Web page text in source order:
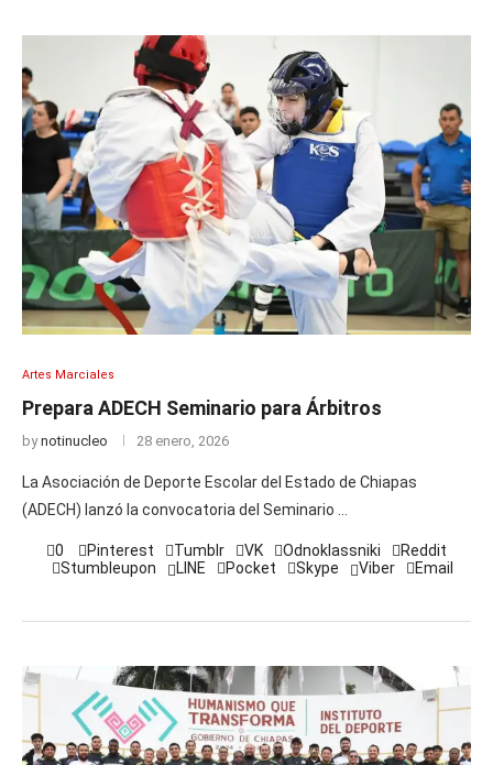
Artes Marciales
Prepara ADECH Seminario para Árbitros
bynotinucleo 28 enero, 2026
La Asociación de Deporte Escolar del Estado de Chiapas
(ADECH) lanzó la convocatoria del Seminario …
0 Pinterest Tumblr VK Odnoklassniki
Reddit
Stumbleupon
LINE Pocket Skype Viber Email